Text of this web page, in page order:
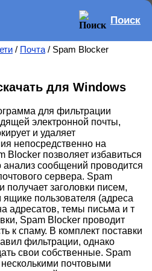
Поиск
/ Почта / Spam Blocker
для Windows
для фильтрации
электронной почты,
и удаляет
непосредственно на
Blocker позволяет избавиться
анализ сообщений проводится
сервера. Spam
получает заголовки писем,
пользователя (адреса
адресатов, темы письма и т
Spam Blocker проводит
к спаму. В комплект поставки
фильтрации, однако
свои собственные. Spam
почтовыми